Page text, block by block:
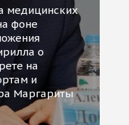
медицинских
фоне
о
на
и
Маргариты